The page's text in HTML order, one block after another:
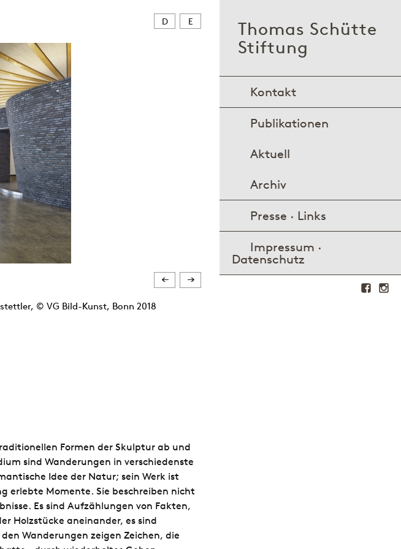
Thomas Schütte
Stiftung
Kontakt
Publikationen
Aktuell
Archiv
Presse · Links
Impressum ·
Datenschutz
D E
© VG Bild-Kunst, Bonn 2018
Formen der Skulptur ab und
sind Wanderungen in verschiedenste
Idee der Natur; sein Werk ist
erlebte Momente. Sie beschreiben nicht
Es sind Aufzählungen von Fakten,
Holzstücke aneinander, es sind
Wanderungen zeigen Zeichen, die